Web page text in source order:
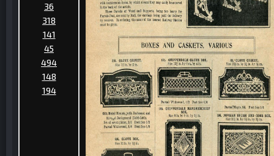
36
318
141
45
494
148
194